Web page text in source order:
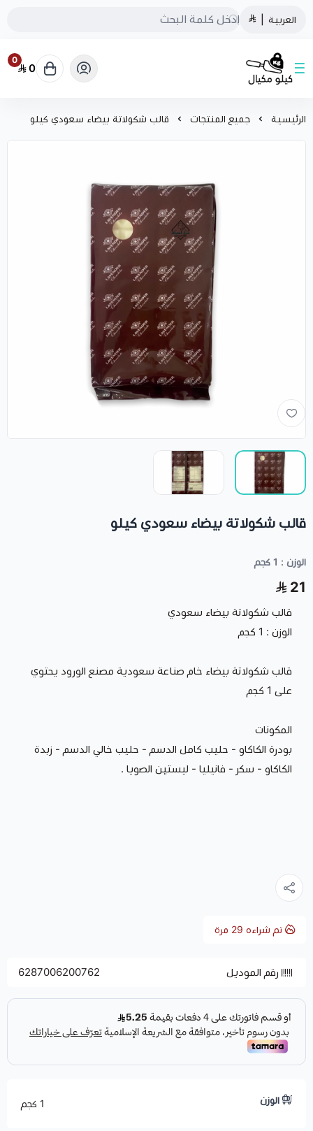
العربية
كيلو مكيال
0
0
الرئيسية جميع المنتجات قالب شكولاتة بيضاء سعودي كيلو
قالب شكولاتة بيضاء سعودي كيلو
الوزن : 1 كجم
21
قالب شكولاتة بيضاء سعودي
الوزن : 1 كجم
قالب شكولاتة بيضاء خام صناعة سعودية مصنع الورود يحتوي
على 1 كجم
المكونات
بودرة الكاكاو - حليب كامل الدسم - حليب خالي الدسم - زبدة
الكاكاو - سكر - فانيليا - ليستين الصويا .
تم شراءه 29 مرة
رقم الموديل 6287006200762
الوزن 1 كجم